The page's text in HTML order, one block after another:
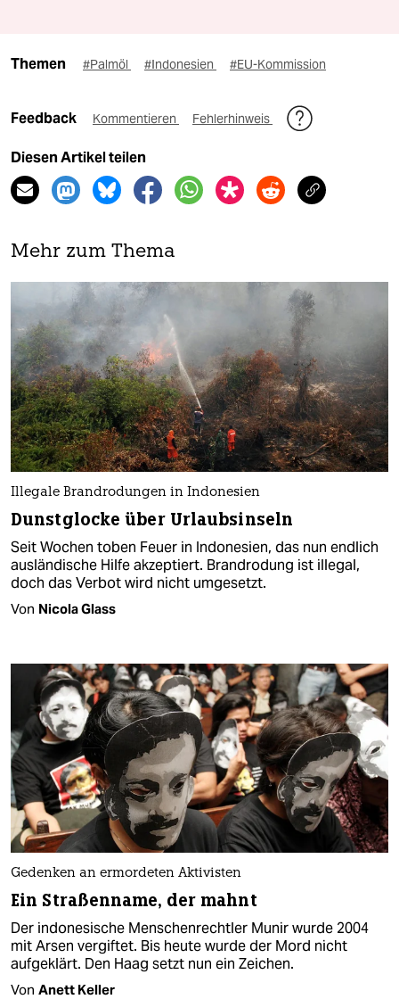
Themen #Palmöl #Indonesien #EU-Kommission
Feedback Kommentieren Fehlerhinweis
Diesen Artikel teilen
Mehr zum Thema
Illegale Brandrodungen in Indonesien
Dunstglocke über Urlaubsinseln
Seit Wochen toben Feuer in Indonesien, das nun endlich
ausländische Hilfe akzeptiert. Brandrodung ist illegal,
doch das Verbot wird nicht umgesetzt.
Von Nicola Glass
Gedenken an ermordeten Aktivisten
Ein Straßenname, der mahnt
Der indonesische Menschenrechtler Munir wurde 2004
mit Arsen vergiftet. Bis heute wurde der Mord nicht
aufgeklärt. Den Haag setzt nun ein Zeichen.
Von Anett Keller